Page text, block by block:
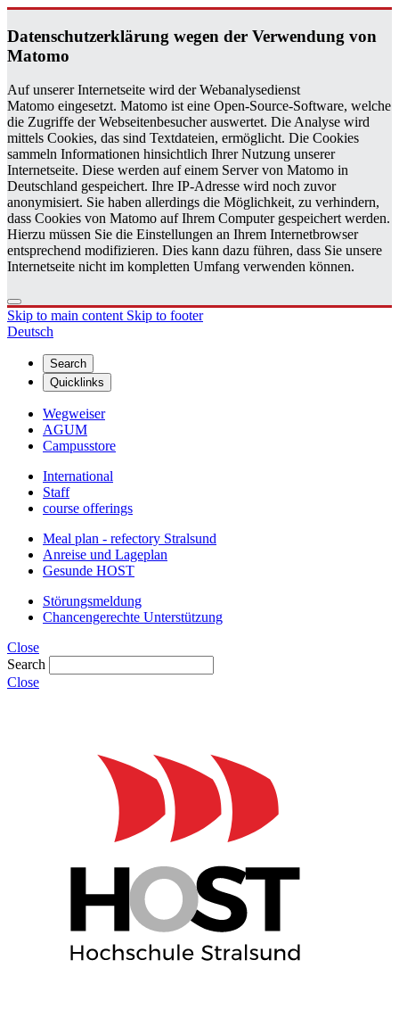
Daten­schutzerklärung wegen der Ver­wen­dung von
Matomo
Auf unserer Internetseite wird der Webanalysedienst
Matomo eingesetzt. Matomo ist eine Open-Source-Software, welche
die Zugriffe der Webseitenbesucher auswertet. Die Analyse wird
mittels Cookies, das sind Textdateien, ermöglicht. Die Cookies
sammeln Informationen hinsichtlich Ihrer Nutzung unserer
Internetseite. Diese werden auf einem Server von Matomo in
Deutschland gespeichert. Ihre IP-Adresse wird noch zuvor
anonymisiert. Sie haben allerdings die Möglichkeit, zu verhindern,
dass Cookies von Matomo auf Ihrem Computer gespeichert werden.
Hierzu müssen Sie die Einstellungen an Ihrem Internetbrowser
entsprechend modifizieren. Dies kann dazu führen, dass Sie unsere
Internetseite nicht im kompletten Umfang verwenden können.
Skip to main content Skip to footer
Deutsch
Search
Quicklinks
Wegweiser
AGUM
Campusstore
International
Staff
course offerings
Meal plan - refectory Stralsund
Anreise und Lageplan
Gesunde HOST
Störungsmeldung
Chancengerechte Unterstützung
Close
Search
Close